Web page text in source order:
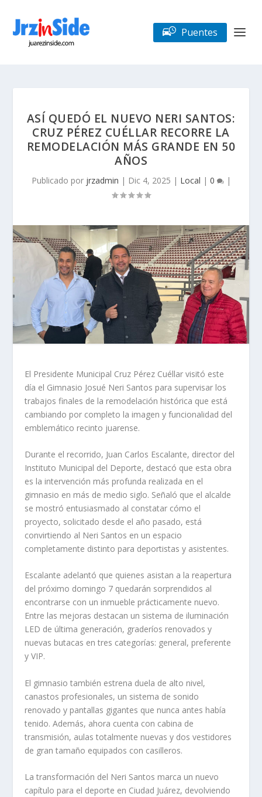
Puentes
ASÍ QUEDÓ EL NUEVO NERI SANTOS:
CRUZ PÉREZ CUÉLLAR RECORRE LA
REMODELACIÓN MÁS GRANDE EN 50
AÑOS
Publicado por jrzadmin | Dic 4, 2025 | Local | 0 |
El Presidente Municipal Cruz Pérez Cuéllar visitó este
día el Gimnasio Josué Neri Santos para supervisar los
trabajos finales de la remodelación histórica que está
cambiando por completo la imagen y funcionalidad del
emblemático recinto juarense.
Durante el recorrido, Juan Carlos Escalante, director del
Instituto Municipal del Deporte, destacó que esta obra
es la intervención más profunda realizada en el
gimnasio en más de medio siglo. Señaló que el alcalde
se mostró entusiasmado al constatar cómo el
proyecto, solicitado desde el año pasado, está
convirtiendo al Neri Santos en un espacio
completamente distinto para deportistas y asistentes.
Escalante adelantó que quienes asistan a la reapertura
del próximo domingo 7 quedarán sorprendidos al
encontrarse con un inmueble prácticamente nuevo.
Entre las mejoras destacan un sistema de iluminación
LED de última generación, graderíos renovados y
nuevas butacas en tres categorías: general, preferente
y VIP.
El gimnasio también estrena duela de alto nivel,
canastos profesionales, un sistema de sonido
renovado y pantallas gigantes que nunca antes había
tenido. Además, ahora cuenta con cabina de
transmisión, aulas totalmente nuevas y dos vestidores
de gran tamaño equipados con casilleros.
La transformación del Neri Santos marca un nuevo
capítulo para el deporte en Ciudad Juárez, devolviendo